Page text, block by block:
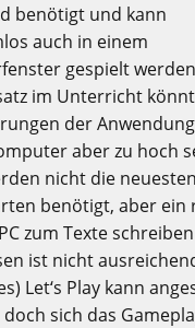
benötigt und kann
auch in einem
gespielt
im Unterricht
der
aber zu hoch
nicht die neuesten
benötigt, aber ein
zum Texte
ist nicht
Let‘s Play kann
sich das